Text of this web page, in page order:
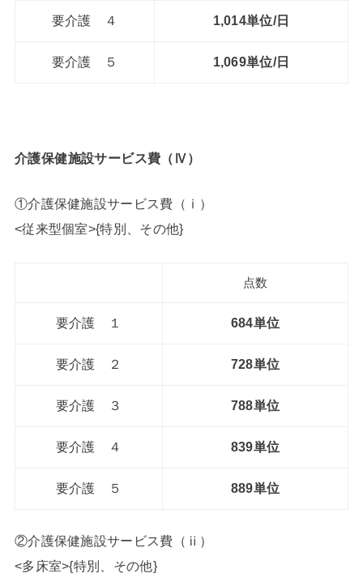
要介護 ４ 1,014単位/日
要介護 ５ 1,069単位/日
介護保健施設サービス費（Ⅳ）
①介護保健施設サービス費（ⅰ）
<従来型個室>{特別、その他}
点数
要介護 １ 684単位
要介護 ２ 728単位
要介護 ３ 788単位
要介護 ４ 839単位
要介護 ５ 889単位
②介護保健施設サービス費（ⅱ）
<多床室>{特別、その他}